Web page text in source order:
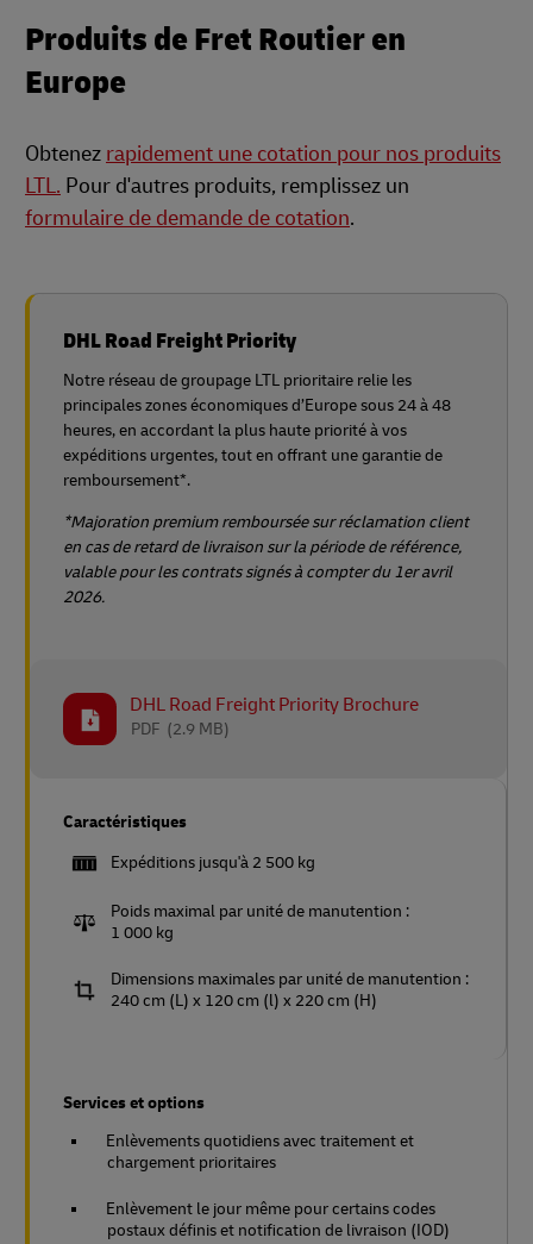
Produits de Fret Routier en
Europe
Obtenez rapidement une cotation pour nos produits
LTL. Pour d'autres produits, remplissez un
formulaire de demande de cotation.
DHL Road Freight Priority
Notre réseau de groupage LTL prioritaire relie les
principales zones économiques d’Europe sous 24 à 48
heures, en accordant la plus haute priorité à vos
expéditions urgentes, tout en offrant une garantie de
remboursement*.
*Majoration premium remboursée sur réclamation client
en cas de retard de livraison sur la période de référence,
valable pour les contrats signés à compter du 1er avril
2026.
DHL Road Freight Priority Brochure
(2.9 MB)
PDF
Caractéristiques
Expéditions jusqu'à 2 500 kg
Poids maximal par unité de manutention :
1 000 kg
Dimensions maximales par unité de manutention :
240 cm (L) x 120 cm (l) x 220 cm (H)
Services et options
Enlèvements quotidiens avec traitement et
chargement prioritaires
Enlèvement le jour même pour certains codes
postaux définis et notification de livraison (IOD)